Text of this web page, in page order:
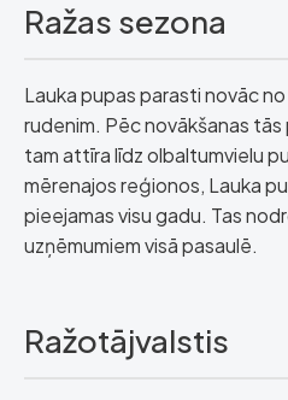
Ražas sezona
Lauka pupas parasti novāc
rudenim. Pēc novākšanas
tam attīra līdz olbaltumvielu
mērenajos reģionos, Lauka
pieejamas visu gadu. Tas
uzņēmumiem visā pasaulē.
Ražotājvalstis